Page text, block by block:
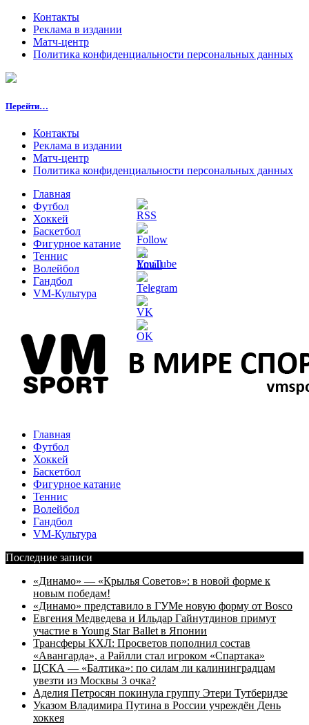
Контакты
Реклама в издании
Матч-центр
Политика конфиденциальности персональных данных
Перейти…
Контакты
Реклама в издании
Матч-центр
Политика конфиденциальности персональных данных
Главная
Футбол
Хоккей
Баскетбол
Фигурное катание
Теннис
Волейбол
Гандбол
VM-Культура
Главная
Футбол
Хоккей
Баскетбол
Фигурное катание
Теннис
Волейбол
Гандбол
VM-Культура
Последние записи
«Динамо» — «Крылья Советов»: в новой форме к
новым победам!
«Динамо» представило в ГУМе новую форму от Bosco
Евгения Медведева и Ильдар Гайнутдинов примут
участие в Young Star Ballet в Японии
Трансферы КХЛ: Просветов пополнил состав
«Авангарда», а Райлли стал игроком «Спартака»
ЦСКА — «Балтика»: по силам ли калининградцам
увезти из Москвы 3 очка?
Аделия Петросян покинула группу Этери Тутберидзе
Указом Владимира Путина в России учреждён День
хоккея